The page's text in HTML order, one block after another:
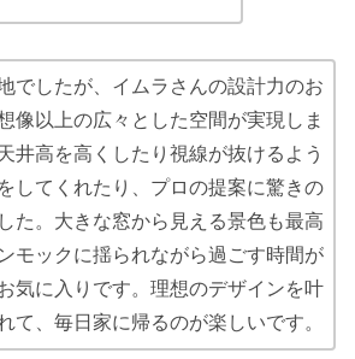
でしたが、イムラさんの設計力のお
像以上の広々とした空間が実現しま
井高を高くしたり視線が抜けるよう
してくれたり、プロの提案に驚きの
た。大きな窓から見える景色も最高
モックに揺られながら過ごす時間が
気に入りです。理想のデザインを叶
て、毎日家に帰るのが楽しいです。